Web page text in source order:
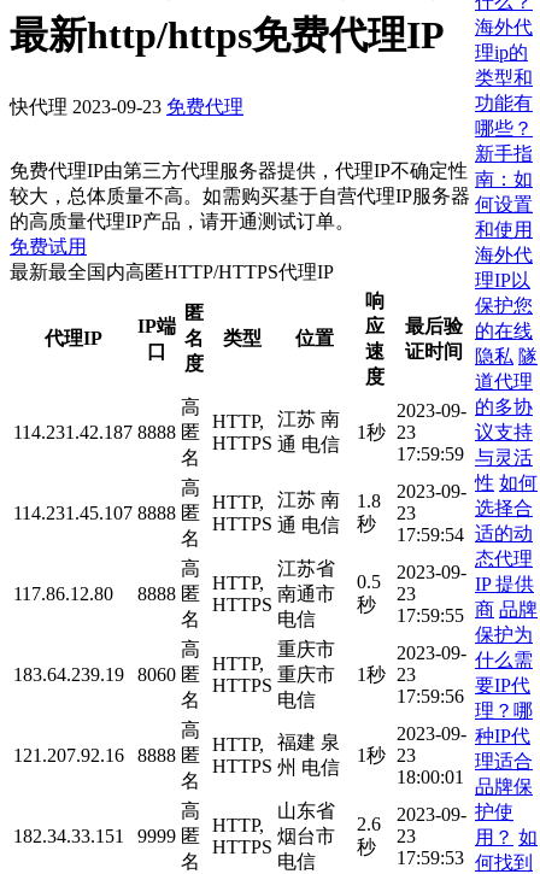
最新http/https免费代理IP
快代理 2023-09-23 免费代理
免费代理IP由第三方代理服务器提供，代理IP不确定性
较大，总体质量不高。如需购买基于自营代理IP服务器
的高质量代理IP产品，请开通测试订单。
免费试用
最新最全国内高匿HTTP/HTTPS代理IP
代理IP
IP端
口
匿
名
度
类型 位置
响
应
速
度
最后验
证时间
114.231.42.187 8888
高
匿
名
HTTP,
HTTPS
江苏 南
通 电信
1秒
2023-09-
23
17:59:59
114.231.45.107 8888
高
匿
名
HTTP,
HTTPS
江苏 南
通 电信
1.8
秒
2023-09-
23
17:59:54
117.86.12.80 8888
高
匿
名
HTTP,
HTTPS
江苏省
南通市
电信
0.5
秒
2023-09-
23
17:59:55
183.64.239.19 8060
高
匿
名
HTTP,
HTTPS
重庆市
重庆市
电信
1秒
2023-09-
23
17:59:56
121.207.92.16 8888
高
匿
名
HTTP,
HTTPS
福建 泉
州 电信
1秒
2023-09-
23
18:00:01
182.34.33.151 9999
高
匿
名
HTTP,
HTTPS
山东省
烟台市
电信
2.6
秒
2023-09-
23
17:59:53
海外代
理ip的
类型和
功能有
哪些？
新手指
南：如
何设置
和使用
海外代
理IP以
保护您
的在线
隐私 隧
道代理
的多协
议支持
与灵活
性 如何
选择合
适的动
态代理
IP 提供
商 品牌
保护为
什么需
要IP代
理？哪
种IP代
理适合
品牌保
护使
用？ 如
何找到